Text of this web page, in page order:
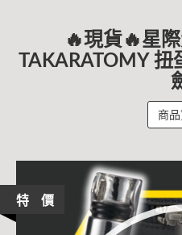
🔥現貨🔥星
TAKARATOMY 扭
商
特 價